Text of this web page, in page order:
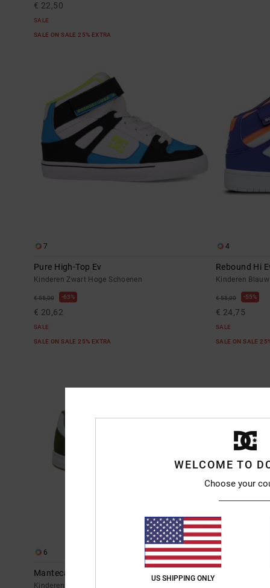
€ 22,50
SALE
SALE ON SALE 25% EXTRA
7
Pure High-Top Ev
Kinderen Zwart Hoge Schoenen
€ 55,00 63%
€ 20,62
SALE
SALE ON SALE 25% EXTRA
4
Rebound Hi
Kinderen
€ 55,00 55%
€ 24,75
SALE
SALE ON SALE
6
Manteca 4 V
Kinderen Groen Leren schoenen
WELCOME TO
Choose your
US SHIPPING ONLY